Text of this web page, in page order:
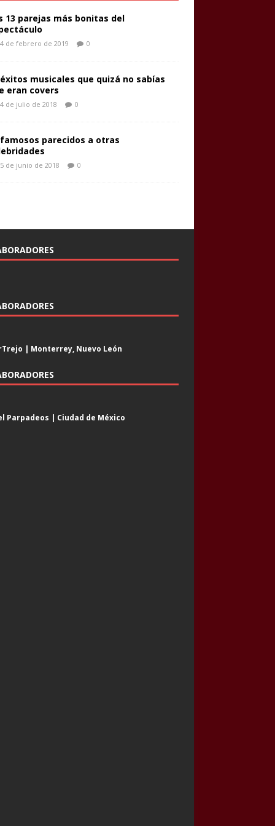
13 parejas más bonitas del
de febrero de 2019 0
musicales que quizá no sabías
eran covers
de julio de 2018 0
famosos parecidos a otras
de junio de 2018 0
| Monterrey, Nuevo León
Parpadeos | Ciudad de México